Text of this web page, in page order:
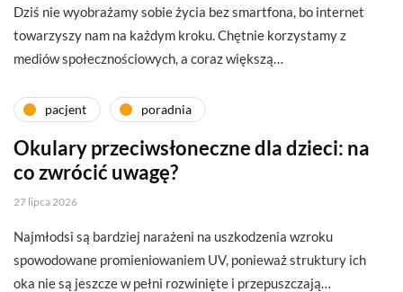
Dziś nie wyobrażamy sobie życia bez smartfona, bo internet
towarzyszy nam na każdym kroku. Chętnie korzystamy z
mediów społecznościowych, a coraz większą…
pacjent poradnia
Okulary przeciwsłoneczne dla dzieci: na
co zwrócić uwagę?
27 lipca 2026
Najmłodsi są bardziej narażeni na uszkodzenia wzroku
spowodowane promieniowaniem UV, ponieważ struktury ich
oka nie są jeszcze w pełni rozwinięte i przepuszczają…